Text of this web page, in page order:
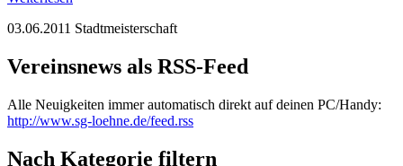
03.06.2011 Stadtmeisterschaft
Vereinsnews als RSS-Feed
Alle Neuigkeiten immer automatisch direkt auf deinen PC/Handy:
http://www.sg-loehne.de/feed.rss
Nach Kategorie filtern